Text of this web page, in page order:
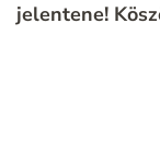
jelentene!